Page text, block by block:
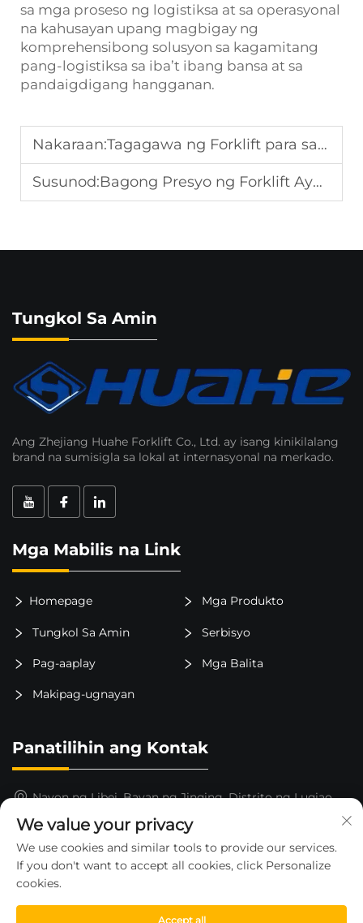
sa mga proseso ng logistiksa at sa operasyonal
na kahusayan upang magbigay ng
komprehensibong solusyon sa kagamitang
pang-logistiksa sa iba’t ibang bansa at sa
pandaigdigang hangganan.
Nakaraan:Tagagawa ng Forklift para sa Pandaigdigang Proyekto sa Daungan
Susunod:Bagong Presyo ng Forklift Ayon sa Tonelada para sa Pabrika
Tungkol Sa Amin
Ang Zhejiang Huahe Forklift Co., Ltd. ay isang kinikilalang
brand na sumisigla sa lokal at internasyonal na merkado.
Mga Mabilis na Link
Homepage Mga Produkto
Tungkol Sa Amin Serbisyo
Pag-aaplay Mga Balita
Makipag-ugnayan
Panatilihin ang Kontak
Nayon ng Libei, Bayan ng Jinqing, Distrito ng Luqiao,
15325652000
[email protected]
We value your privacy
We use cookies and similar tools to provide our services.
If you don't want to accept all cookies, click Personalize
cookies.
Accept all